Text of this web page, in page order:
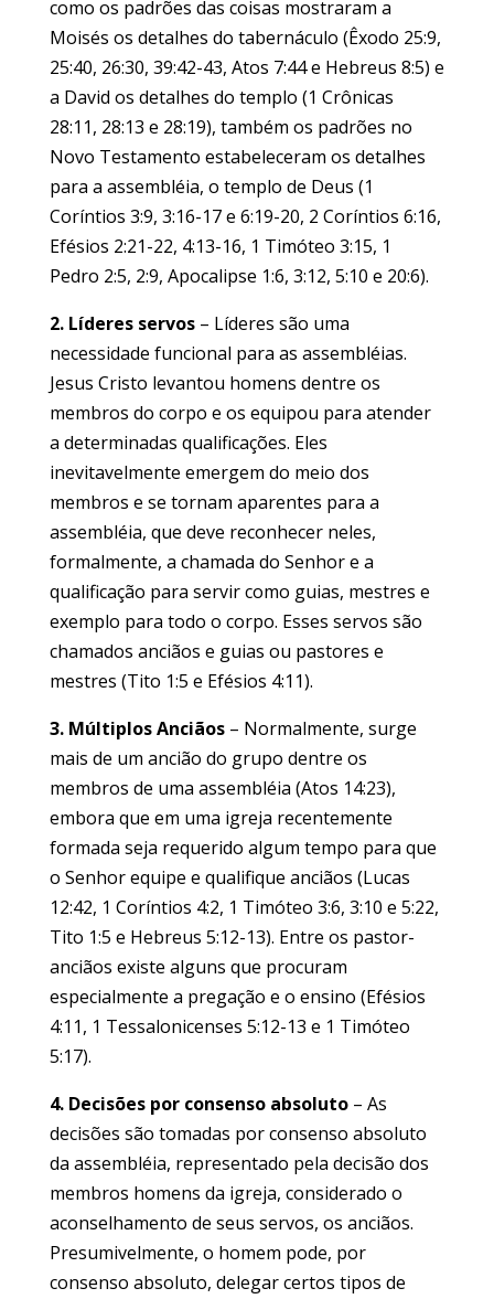
como os padrões das coisas mostraram a
Moisés os detalhes do tabernáculo (Êxodo 25:9,
25:40, 26:30, 39:42-43, Atos 7:44 e Hebreus 8:5) e
a David os detalhes do templo (1 Crônicas
28:11, 28:13 e 28:19), também os padrões no
Novo Testamento estabeleceram os detalhes
para a assembléia, o templo de Deus (1
Coríntios 3:9, 3:16-17 e 6:19-20, 2 Coríntios 6:16,
Efésios 2:21-22, 4:13-16, 1 Timóteo 3:15, 1
Pedro 2:5, 2:9, Apocalipse 1:6, 3:12, 5:10 e 20:6).
2. Líderes servos– Líderes são uma
necessidade funcional para as assembléias.
Jesus Cristo levantou homens dentre os
membros do corpo e os equipou para atender
a determinadas qualificações. Eles
inevitavelmente emergem do meio dos
membros e se tornam aparentes para a
assembléia, que deve reconhecer neles,
formalmente, a chamada do Senhor e a
qualificação para servir como guias, mestres e
exemplo para todo o corpo. Esses servos são
chamados anciãos e guias ou pastores e
mestres (Tito 1:5 e Efésios 4:11).
3. Múltiplos Anciãos– Normalmente, surge
mais de um ancião do grupo dentre os
membros de uma assembléia (Atos 14:23),
embora que em uma igreja recentemente
formada seja requerido algum tempo para que
o Senhor equipe e qualifique anciãos (Lucas
12:42, 1 Coríntios 4:2, 1 Timóteo 3:6, 3:10 e 5:22,
Tito 1:5 e Hebreus 5:12-13). Entre os pastor-
anciãos existe alguns que procuram
especialmente a pregação e o ensino (Efésios
4:11, 1 Tessalonicenses 5:12-13 e 1 Timóteo
5:17).
4. Decisões por consenso absoluto– As
decisões são tomadas por consenso absoluto
da assembléia, representado pela decisão dos
membros homens da igreja, considerado o
aconselhamento de seus servos, os anciãos.
Presumivelmente, o homem pode, por
consenso absoluto, delegar certos tipos de